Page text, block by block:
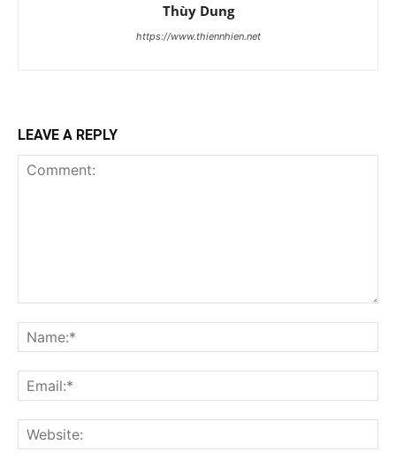
Thùy Dung
https://www.thiennhien.net
LEAVE A REPLY